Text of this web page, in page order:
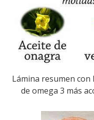
Lámina resumen
de omega 3 más